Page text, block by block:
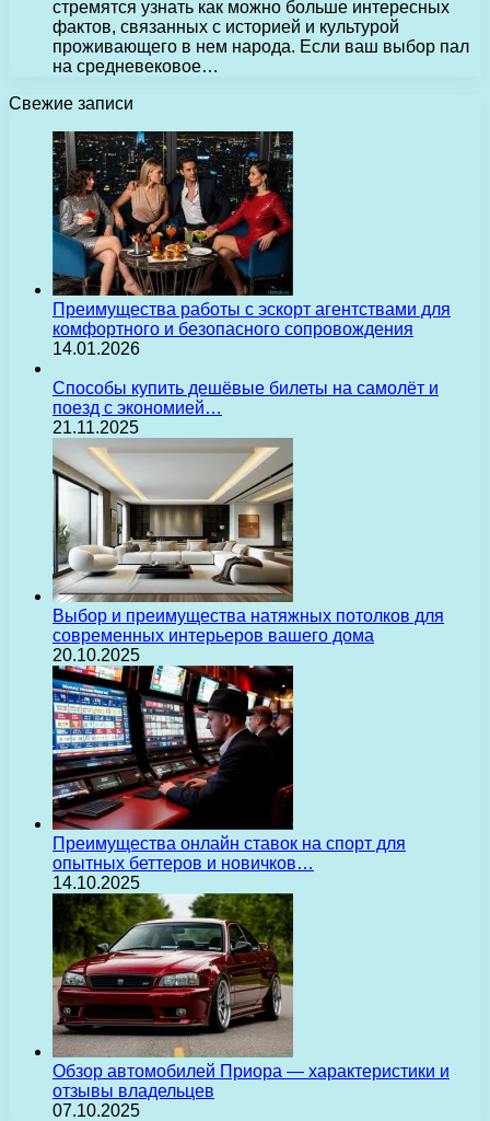
стремятся узнать как можно больше интересных
фактов, связанных с историей и культурой
проживающего в нем народа. Если ваш выбор пал
на средневековое…
Свежие записи
Преимущества работы с эскорт агентствами для
комфортного и безопасного сопровождения
14.01.2026
Способы купить дешёвые билеты на самолёт и
поезд с экономией…
21.11.2025
Выбор и преимущества натяжных потолков для
современных интерьеров вашего дома
20.10.2025
Преимущества онлайн ставок на спорт для
опытных беттеров и новичков…
14.10.2025
Обзор автомобилей Приора — характеристики и
отзывы владельцев
07.10.2025